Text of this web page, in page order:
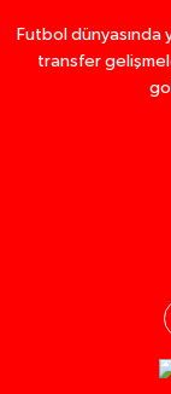
Futbol dünyasında
transfer